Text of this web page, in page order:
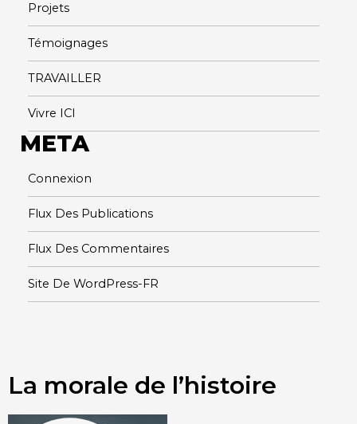
Projets
Témoignages
TRAVAILLER
Vivre ICI
META
Connexion
Flux Des Publications
Flux Des Commentaires
Site De WordPress-FR
La morale de l’histoire